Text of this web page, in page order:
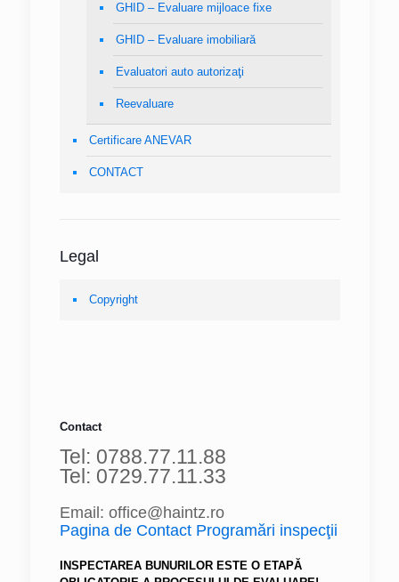
GHID – Evaluare mijloace fixe
GHID – Evaluare imobiliară
Evaluatori auto autorizaţi
Reevaluare
Certificare ANEVAR
CONTACT
Legal
Copyright
Contact
Tel: 0788.77.11.88
Tel: 0729.77.11.33
Email: office@haintz.ro
Pagina de Contact Programări inspecţii
INSPECTAREA BUNURILOR ESTE O ETAPĂ